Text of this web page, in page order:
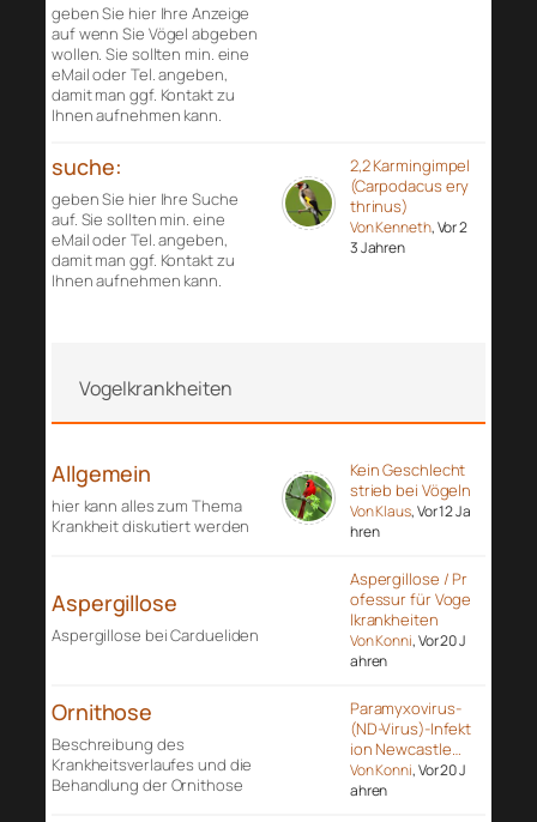
geben Sie hier Ihre Anzeige
auf wenn Sie Vögel abgeben
wollen. Sie sollten min. eine
eMail oder Tel. angeben,
damit man ggf. Kontakt zu
Ihnen aufnehmen kann.
suche:
geben Sie hier Ihre Suche
auf. Sie sollten min. eine
eMail oder Tel. angeben,
damit man ggf. Kontakt zu
Ihnen aufnehmen kann.
2,2 Karmingimpel
(Carpodacus ery
thrinus)
Von Kenneth, Vor 2
3 Jahren
Vogelkrankheiten
Allgemein
hier kann alles zum Thema
Krankheit diskutiert werden
Kein Geschlecht
strieb bei Vögeln
Von Klaus, Vor 12 Ja
hren
Aspergillose
Aspergillose bei Cardueliden
Aspergillose / Pr
ofessur für Voge
lkrankheiten
Von Konni, Vor 20 J
ahren
Ornithose
Beschreibung des
Krankheitsverlaufes und die
Behandlung der Ornithose
Paramyxovirus-
(ND-Virus)-Infekt
ion Newcastle…
Von Konni, Vor 20 J
ahren